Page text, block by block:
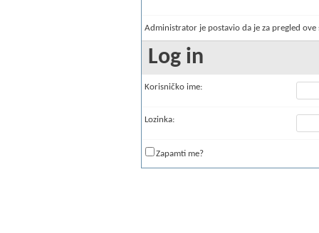
Administrator je postavio da je za pregled
Log in
Korisničko ime:
Lozinka:
Zapamti me?